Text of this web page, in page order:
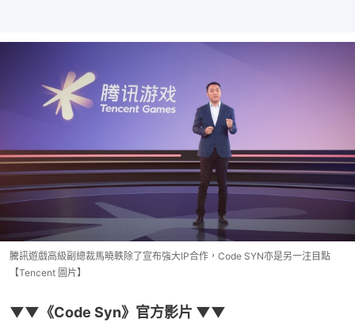
騰訊遊戲高級副總裁馬曉軼除了宣布強大IP合作，Code SYN亦是另一注目點
【Tencent 圖片】
▼▼《Code Syn》官方影片 ▼▼